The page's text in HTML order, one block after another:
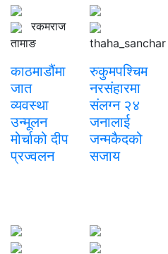
विविध
रकमराज
तामाङ
काठमाडौंमा
जात
व्यवस्था
उन्मूलन
मोर्चाको दीप
प्रज्वलन
thaha_sanchar
रुकुमपश्चिम
नरसंहारमा
संलग्न २४
जनालाई
जन्मकैदको
सजाय